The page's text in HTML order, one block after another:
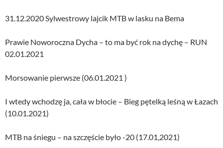
31.12.2020 Sylwestrowy lajcik MTB w lasku na Bema
Prawie Noworoczna Dycha – to ma być rok na dychę – RUN
02.01.2021
Morsowanie pierwsze (06.01.2021 )
I wtedy wchodzę ja, cała w błocie – Bieg pętelką leśną w Łazach
(10.01.2021)
MTB na śniegu – na szczęście było -20 (17.01,2021)